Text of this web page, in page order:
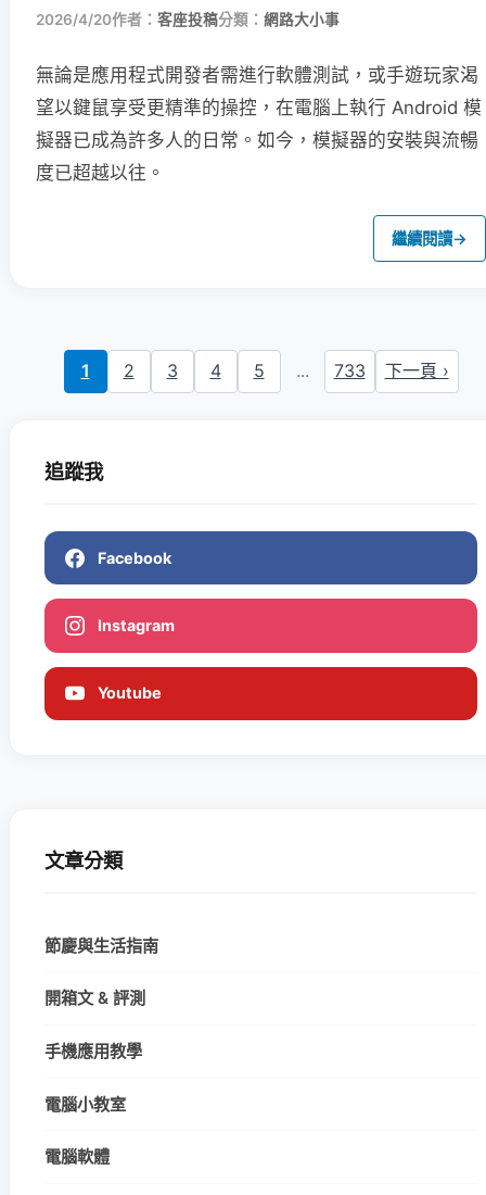
2026/4/20作者： 客座投稿分類： 網路大小事
無論是應用程式開發者需進行軟體測試，或手遊玩家渴
望以鍵鼠享受更精準的操控，在電腦上執行 Android 模
擬器已成為許多人的日常。如今，模擬器的安裝與流暢
度已超越以往。
繼續閱讀→
1 2 3 4 5 ... 733 下一頁 ›
追蹤我
Facebook
Instagram
Youtube
文章分類
節慶與生活指南
開箱文 & 評測
手機應用教學
電腦小教室
電腦軟體